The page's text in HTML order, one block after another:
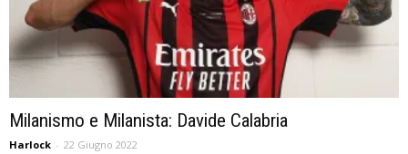
Milanismo e Milanista: Davide Calabria
Harlock - 22 Giugno 2022